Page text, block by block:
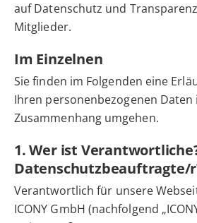
auf Datenschutz und
Mitglieder.
Im Einzelnen
Sie finden im Folgenden eine
Ihren personenbezogenen Daten
Zusammenhang umgehen.
1. Wer ist
Datenschutzbeauftragte/
Verantwortlich für unsere
ICONY GmbH (nachfolgend